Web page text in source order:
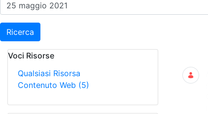
Ricerca
Voci Risorse
Qualsiasi Risorsa
Contenuto Web (5)
Ricerca